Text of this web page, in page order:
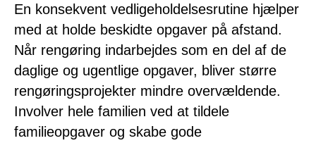
En konsekvent vedligeholdelsesrutine hjælper
med at holde beskidte opgaver på afstand.
Når rengøring indarbejdes som en del af de
daglige og ugentlige opgaver, bliver større
rengøringsprojekter mindre overvældende.
Involver hele familien ved at tildele
familieopgaver og skabe gode